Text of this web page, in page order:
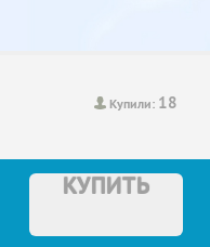
Купили: 18
КУПИТЬ